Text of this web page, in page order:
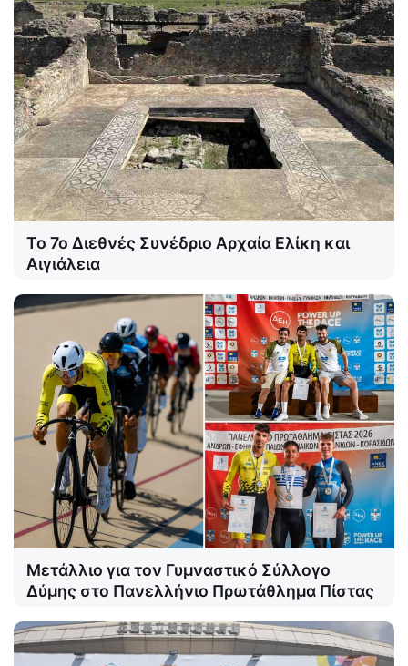
Το 7ο Διεθνές Συνέδριο Αρχαία Ελίκη και
Αιγιάλεια
Μετάλλιο για τον Γυμναστικό Σύλλογο
Δύμης στο Πανελλήνιο Πρωτάθλημα Πίστας